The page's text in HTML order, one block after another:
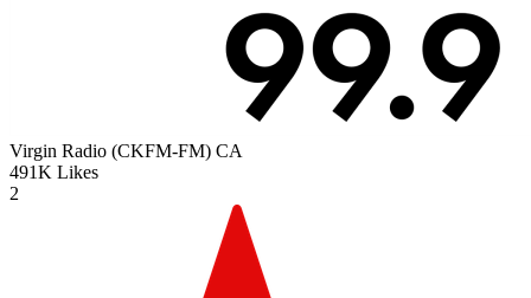
Virgin Radio (CKFM-FM) CA
491K Likes
2